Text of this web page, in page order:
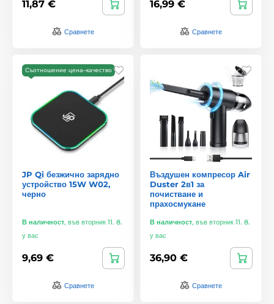
11,87 €
Сравнете
16,99 €
Сравнете
Съотношение цена–качество
JP Qi безжично зарядно
устройство 15W W02,
черно
В наличност, във вторник 11. 8.
у вас
9,69 €
Сравнете
Въздушен компресор Air
Duster 2в1 за
почистване и
прахосмукане
В наличност, във вторник 11. 8.
у вас
36,90 €
Сравнете